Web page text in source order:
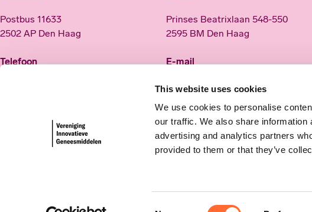
This website uses cookies
We use cookies to personalise
our traffic. We also share
advertising and analytics partners
provided to them or that they’ve
Postbus 11633
2502 AP Den Haag
Prinses Beatrixlaan 548-550
2595 BM Den Haag
Telefoon E-mail
info@innovatievegeneesmiddelen.
Social media